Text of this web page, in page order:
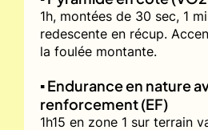
1h, montées de 30 sec, 1
redescente en récup.
la foulée montante.
▪️ Endurance en nature
renforcement (EF)
1h15 en zone 1 sur terrain